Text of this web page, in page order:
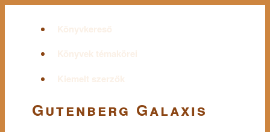
Könyvkereső
Könyvek témakörei
Kiemelt szerzők
Gutenberg Galaxis